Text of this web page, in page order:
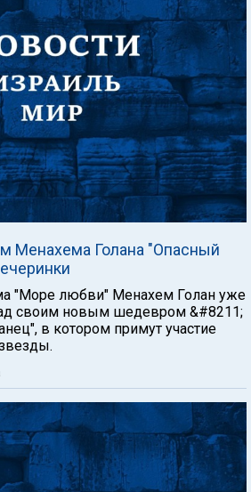
Менахема Голана "Опасный
"Море любви" Менахем Голан уже
своим новым шедевром &#8211;
в котором примут участие